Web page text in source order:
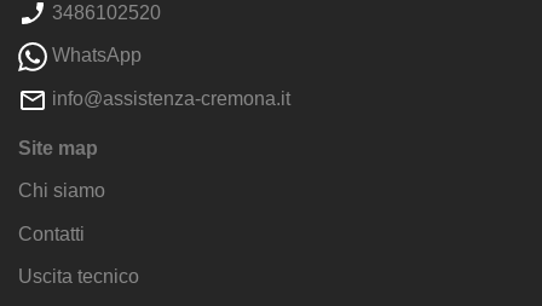
3486102520
WhatsApp
info@assistenza-cremona.it
Site map
Chi siamo
Contatti
Uscita tecnico